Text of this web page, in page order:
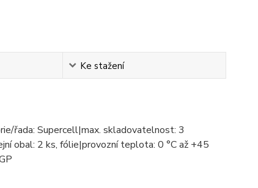
Ke stažení
řada: Supercell|max. skladovatelnost: 3
obal: 2 ks, fólie|provozní teplota: 0 °C až +45